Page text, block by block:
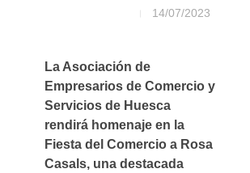
14/07/2023
La Asociación de
Empresarios de Comercio y
Servicios de Huesca
rendirá homenaje en la
Fiesta del Comercio a Rosa
Casals, una destacada